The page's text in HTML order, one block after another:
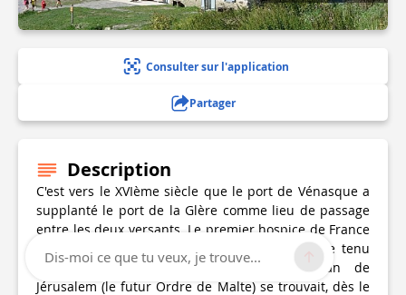
Consulter sur l'application
Partager
Description
C'est vers le XVIème siècle que le port de Vénasque a
supplanté le port de la Glère comme lieu de passage
entre les deux versants. Le premier hospice de France
date de cette époque. Auparavant, un hospice tenu
par l'Ordre des Hospitaliers de Saint-Jean de
Jérusalem (le futur Ordre de Malte) se trouvait, dès le
Dis-moi ce que tu veux, je trouve...